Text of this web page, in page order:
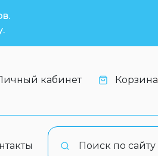
кабинет Корзина
Поиск по сайту